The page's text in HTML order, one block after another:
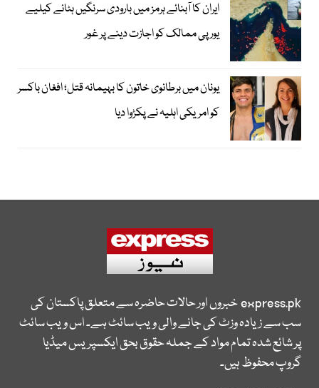
ایران کا آبنائے ہرمز میں بارودی سرنگیں ہٹانے کیلیے
یورپی ممالک کو اجازت دینے پر غور
یونان میں برطانوی خاتون کا بہیمانہ قتل؛ افغان باکسر
کو امریکی اہلیہ نے پکڑوا دیا
express.pkخبروں اور حالات حاضرہ سے متعلق پاکستان کی
سب سے زیادہ وزٹ کی جانے والی ویب سائٹ ہے۔ اس ویب سائٹ
پر شائع شدہ تمام مواد کے جملہ حقوق بحق ایکسپریس میڈیا
گروپ محفوظ ہیں۔